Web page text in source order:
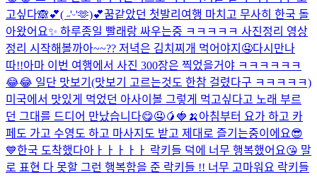
고싶다🙈💕( ˶'ᵕ'🫶)💕꿈같았던 첫발리여행 마치고 무사히 한국 돌
아왔어요✨ 하루종일 빨래랑 싸우는중 ㅋㅋㅋㅋㅋ 사진정리 영상
정리 시작해볼까아~~?? 저녁은 김치찌개 먹어야지🤤다시만나
따!!아마 이번 여행에서 사진 300장은 찍었을거야 ㅋㅋㅋㅋㅋㅋ
😂😂 일단 맛보기(맛보기 고르는것도 한참 걸렸다구 ㅋㅋㅋㅋㅋ)
미국에서 맛있게 먹었던 아사이볼 그렇게 먹고싶다고 노래 부르
던 그대를 드디어 만났습니다😋🤤🥭🍓🍌 아침부터 요가 하고 카
페도 가고 수영도 하고 마사지도 받고 제대로 즐기는중이에요😎
💙한국 도착했다아ㅏㅏㅏㅏㅏ 락키들 덕에 너무 행복했어요😘 말
로 표현 다 못할 그런 행복함을 준 락키들 !! 너무 고마워요 락키들